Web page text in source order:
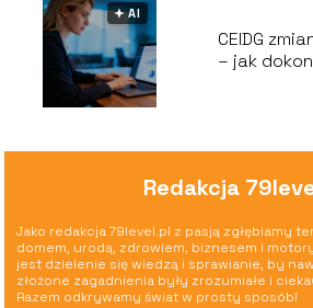
🟅 AI
CEIDG
– jak
Redakcja
Jako redakcja 79level.pl z pasją zgłębiamy
domem, urodą, zdrowiem, biznesem i
jest dzielenie się wiedzą i sprawianie, by
złożone zagadnienia były zrozumiałe i
Razem odkrywamy świat w prosty sposób!